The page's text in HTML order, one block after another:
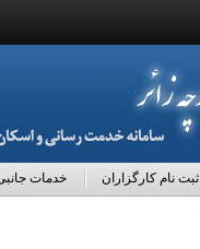
ثبت نام کارگزاران خدمات